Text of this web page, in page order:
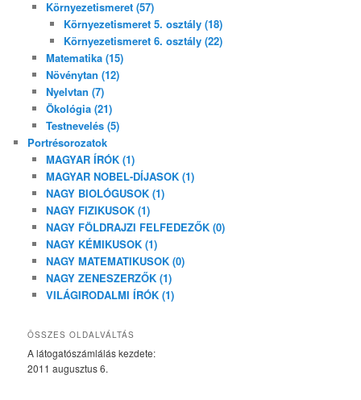
Környezetismeret (57)
Környezetismeret 5. osztály (18)
Környezetismeret 6. osztály (22)
Matematika (15)
Növénytan (12)
Nyelvtan (7)
Ökológia (21)
Testnevelés (5)
Portrésorozatok
MAGYAR ÍRÓK (1)
MAGYAR NOBEL-DÍJASOK (1)
NAGY BIOLÓGUSOK (1)
NAGY FIZIKUSOK (1)
NAGY FÖLDRAJZI FELFEDEZŐK (0)
NAGY KÉMIKUSOK (1)
NAGY MATEMATIKUSOK (0)
NAGY ZENESZERZŐK (1)
VILÁGIRODALMI ÍRÓK (1)
ÖSSZES OLDALVÁLTÁS
A látogatószámlálás kezdete:
2011 augusztus 6.